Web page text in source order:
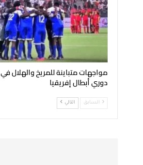
مواجهات متباينة للمريخ والهلال في
دوري أبطال إفريقيا
السابق التالي